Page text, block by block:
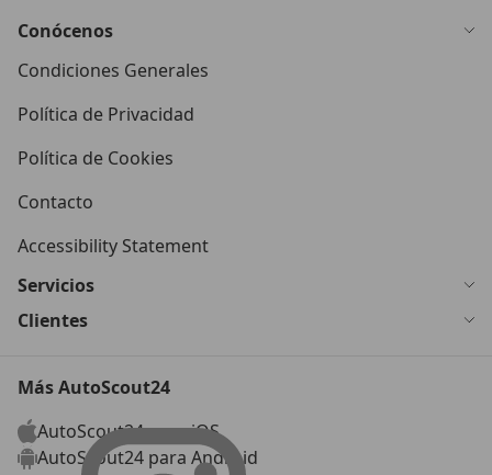
Conócenos
Condiciones Generales
Política de Privacidad
Política de Cookies
Contacto
Accessibility Statement
Servicios
Clientes
Más AutoScout24
AutoScout24 para iOS
AutoScout24 para Android